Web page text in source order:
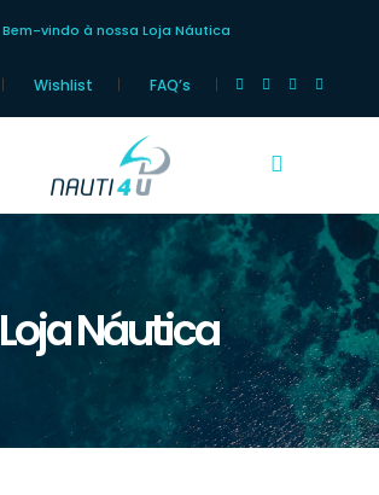
Bem-vindo à nossa Loja Náutica
Wishlist FAQ’s
Loja Náutica